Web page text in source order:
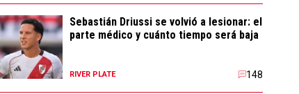
Sebastián Driussi se volvió a lesionar: el
parte médico y cuánto tiempo será baja
RIVER PLATE 148